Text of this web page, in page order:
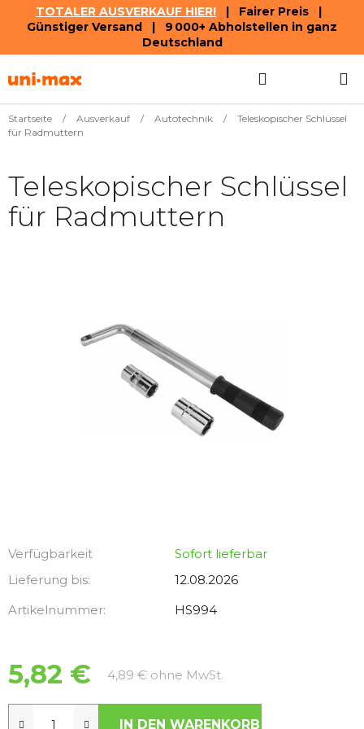
TOTALER AUSVERKAUF HIER! | Fairer Preis |
Günstiger Versand | 9 000+ Abholstellen in ganz
Deutschland
Inhalt
Startseite / Ausverkauf / Autotechnik /
Teleskopischer Schlüssel
für Radmuttern
Verfügbarkeit
Sofort lieferbar
Lieferung bis:
12.08.2026
Artikelnummer:
HS994
5,82 € 4,89 € ohne MwSt.
IN DEN WARENKORB
Teleskopischer Schlüssel
für Radmuttern